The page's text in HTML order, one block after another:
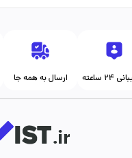
ارسال به همه جا ۲۴ ساعته